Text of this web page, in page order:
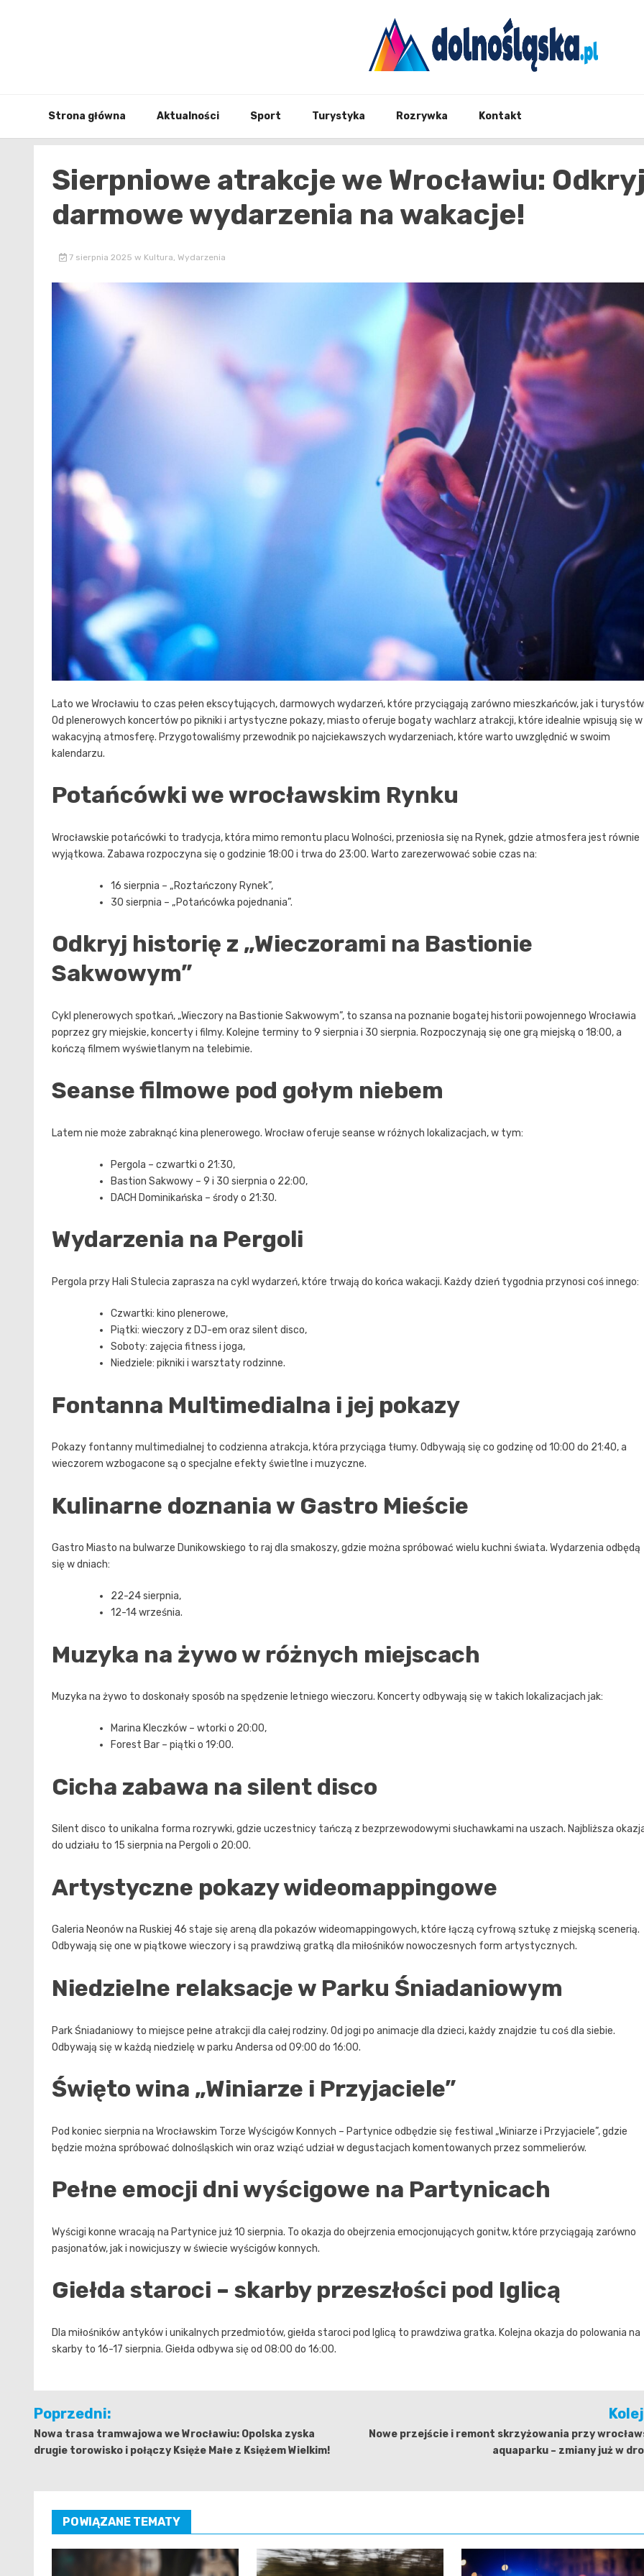
Strona główna Aktualności Sport Turystyka Rozrywka Kontakt
Sierpniowe atrakcje we Wrocławiu:
darmowe wydarzenia na wakacje!
7 sierpnia 2025 w Kultura, Wydarzenia
Lato we Wrocławiu to czas pełen ekscytujących, darmowych wydarzeń, które przyciągają zarówno mieszkańców, jak i
Od plenerowych koncertów po pikniki i artystyczne pokazy, miasto oferuje bogaty wachlarz atrakcji, które idealnie wpisują się w
wakacyjną atmosferę. Przygotowaliśmy przewodnik po najciekawszych wydarzeniach, które warto uwzględnić w swoim
kalendarzu.
Potańcówki we wrocławskim Rynku
Wrocławskie potańcówki to tradycja, która mimo remontu placu Wolności, przeniosła się na Rynek, gdzie atmosfera jest równie
wyjątkowa. Zabawa rozpoczyna się o godzinie 18:00 i trwa do 23:00. Warto zarezerwować sobie czas na:
16 sierpnia – „Roztańczony Rynek”,
30 sierpnia – „Potańcówka pojednania”.
Odkryj historię z „Wieczorami na Bastionie
Sakwowym”
Cykl plenerowych spotkań, „Wieczory na Bastionie Sakwowym”, to szansa na poznanie bogatej historii powojennego Wrocławia
poprzez gry miejskie, koncerty i filmy. Kolejne terminy to 9 sierpnia i 30 sierpnia. Rozpoczynają się one grą miejską o 18:00, a
kończą filmem wyświetlanym na telebimie.
Seanse filmowe pod gołym niebem
Latem nie może zabraknąć kina plenerowego. Wrocław oferuje seanse w różnych lokalizacjach, w tym:
Pergola – czwartki o 21:30,
Bastion Sakwowy – 9 i 30 sierpnia o 22:00,
DACH Dominikańska – środy o 21:30.
Wydarzenia na Pergoli
Pergola przy Hali Stulecia zaprasza na cykl wydarzeń, które trwają do końca wakacji. Każdy dzień tygodnia przynosi coś innego:
Czwartki: kino plenerowe,
Piątki: wieczory z DJ-em oraz silent disco,
Soboty: zajęcia fitness i joga,
Niedziele: pikniki i warsztaty rodzinne.
Fontanna Multimedialna i jej pokazy
Pokazy fontanny multimedialnej to codzienna atrakcja, która przyciąga tłumy. Odbywają się co godzinę od 10:00 do 21:40, a
wieczorem wzbogacone są o specjalne efekty świetlne i muzyczne.
Kulinarne doznania w Gastro Mieście
Gastro Miasto na bulwarze Dunikowskiego to raj dla smakoszy, gdzie można spróbować wielu kuchni świata. Wydarzenia odbędą
się w dniach:
22-24 sierpnia,
12-14 września.
Muzyka na żywo w różnych miejscach
Muzyka na żywo to doskonały sposób na spędzenie letniego wieczoru. Koncerty odbywają się w takich lokalizacjach jak:
Marina Kleczków – wtorki o 20:00,
Forest Bar – piątki o 19:00.
Cicha zabawa na silent disco
Silent disco to unikalna forma rozrywki, gdzie uczestnicy tańczą z bezprzewodowymi słuchawkami na uszach. Najbliższa
do udziału to 15 sierpnia na Pergoli o 20:00.
Artystyczne pokazy wideomappingowe
Galeria Neonów na Ruskiej 46 staje się areną dla pokazów wideomappingowych, które łączą cyfrową sztukę z miejską scenerią.
Odbywają się one w piątkowe wieczory i są prawdziwą gratką dla miłośników nowoczesnych form artystycznych.
Niedzielne relaksacje w Parku Śniadaniowym
Park Śniadaniowy to miejsce pełne atrakcji dla całej rodziny. Od jogi po animacje dla dzieci, każdy znajdzie tu coś dla siebie.
Odbywają się w każdą niedzielę w parku Andersa od 09:00 do 16:00.
Święto wina „Winiarze i Przyjaciele”
Pod koniec sierpnia na Wrocławskim Torze Wyścigów Konnych – Partynice odbędzie się festiwal „Winiarze i Przyjaciele”, gdzie
będzie można spróbować dolnośląskich win oraz wziąć udział w degustacjach komentowanych przez sommelierów.
Pełne emocji dni wyścigowe na Partynicach
Wyścigi konne wracają na Partynice już 10 sierpnia. To okazja do obejrzenia emocjonujących gonitw, które przyciągają zarówno
pasjonatów, jak i nowicjuszy w świecie wyścigów konnych.
Giełda staroci – skarby przeszłości pod Iglicą
Dla miłośników antyków i unikalnych przedmiotów, giełda staroci pod Iglicą to prawdziwa gratka. Kolejna okazja do polowania na
skarby to 16-17 sierpnia. Giełda odbywa się od 08:00 do 16:00.
Nawigacja
wpisu
Poprzedni:
Nowa trasa tramwajowa we Wrocławiu: Opolska zyska
drugie torowisko i połączy Księże Małe z Księżem Wielkim!
Nowe przejście i remont skrzyżowania przy
aquaparku – zmiany już w
POWIĄZANE TEMATY